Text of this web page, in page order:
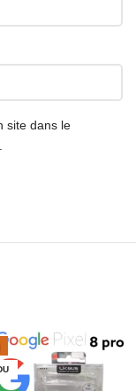
site dans le